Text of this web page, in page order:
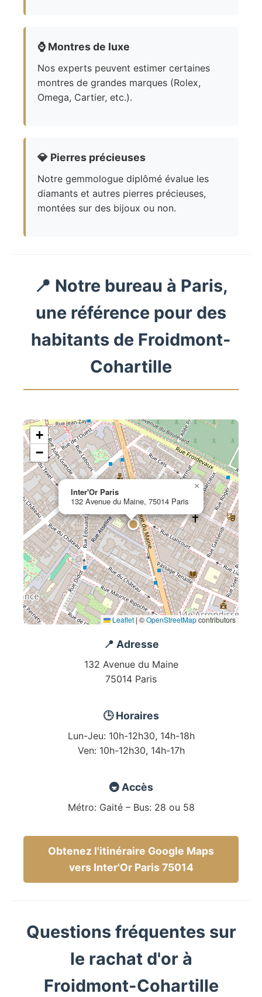
⌚ Montres de luxe
Nos experts peuvent estimer certaines
montres de grandes marques (Rolex,
Omega, Cartier, etc.).
💎 Pierres précieuses
Notre gemmologue diplômé évalue les
diamants et autres pierres précieuses,
montées sur des bijoux ou non.
📍 Notre bureau à Paris,
une référence pour des
habitants de Froidmont-
Cohartille
Inter'Or Paris
132 Avenue du Maine, 75014 Paris
×
+
−
Leaflet | ©OpenStreetMapcontributors
📍 Adresse
132 Avenue du Maine
75014 Paris
🕒 Horaires
Lun-Jeu: 10h-12h30, 14h-18h
Ven: 10h-12h30, 14h-17h
🚇 Accès
Métro: Gaité – Bus: 28 ou 58
Obtenez l'itinéraire Google Maps
vers Inter'Or Paris 75014
Questions fréquentes sur
le rachat d'or à
Froidmont-Cohartille